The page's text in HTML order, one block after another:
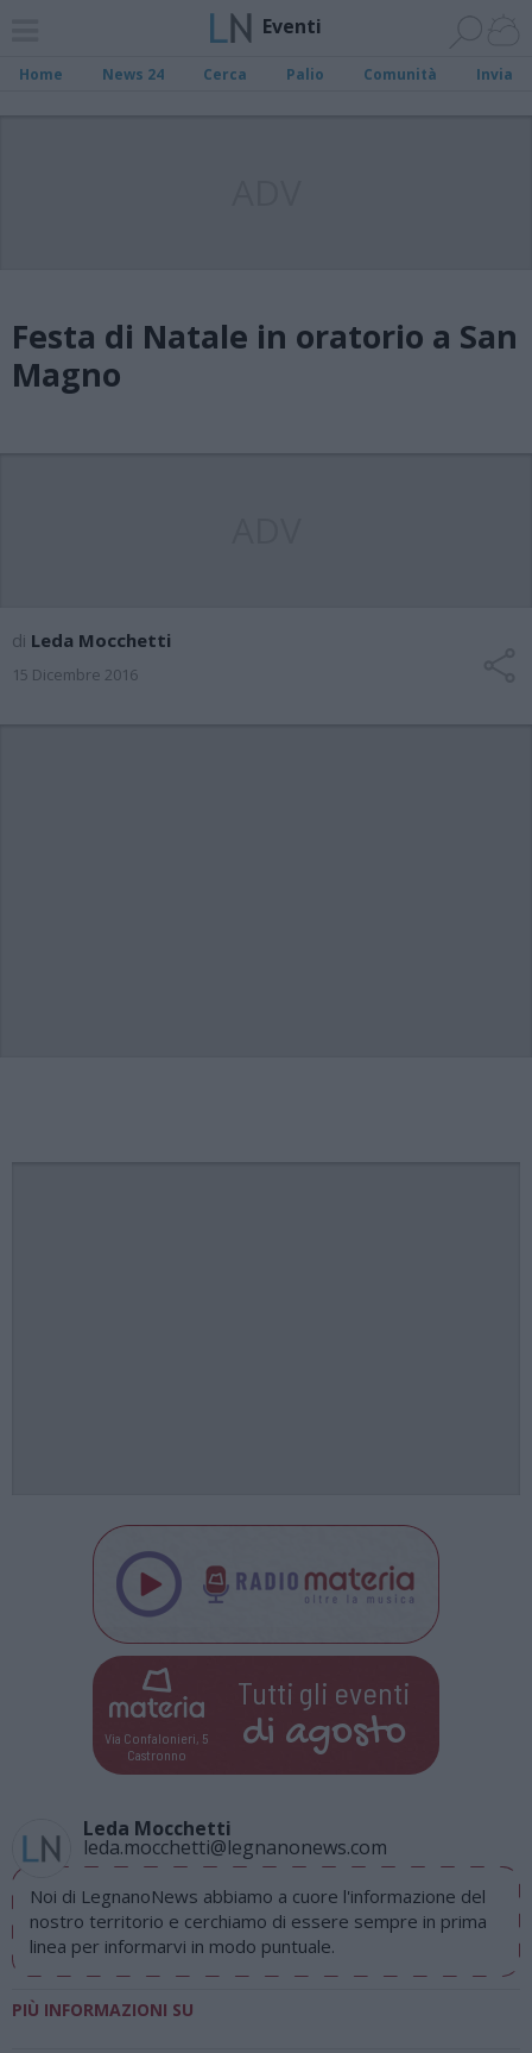
Eventi
Home News 24 Cerca Palio Comunità Invia
Festa di Natale in oratorio a San
Magno
di Leda Mocchetti
15 Dicembre 2016
Via Confalonieri, 5
Castronno
Tutti gli eventi
di agosto
Leda Mocchetti
leda.mocchetti@legnanonews.com
Noi di LegnanoNews abbiamo a cuore l'informazione del
nostro territorio e cerchiamo di essere sempre in prima
linea per informarvi in modo puntuale.
PIÙ INFORMAZIONI SU